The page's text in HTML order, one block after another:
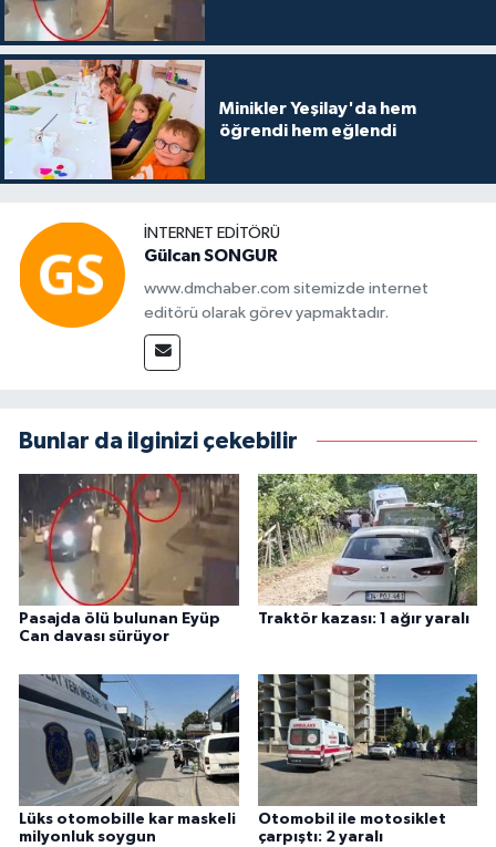
Minikler Yeşilay'da hem
öğrendi hem eğlendi
İNTERNET EDITÖRÜ
Gülcan SONGUR
www.dmchaber.com sitemizde internet
editörü olarak görev yapmaktadır.
Bunlar da ilginizi çekebilir
Pasajda ölü bulunan Eyüp
Can davası sürüyor
Traktör kazası: 1 ağır yaralı
Lüks otomobille kar maskeli
milyonluk soygun
Otomobil ile motosiklet
çarpıştı: 2 yaralı